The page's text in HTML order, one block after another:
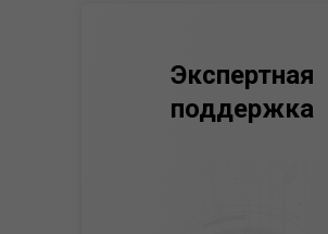
Экспертная
поддержка